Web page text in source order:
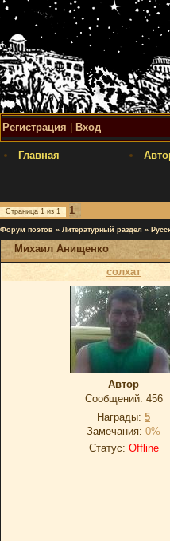
Регистрация Вход
Главная
Страница 1 из 1 1
Форум поэтов » Литературный раздел »
Михаил Анищенко
солхат
Автор
Сообщений: 456
Награды: 5
Замечания: 0%
Статус: Offline